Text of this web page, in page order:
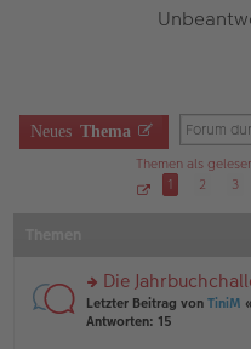
Neues Thema
Themen als
1
v
o
n
1
1 2 3
rs
te
Die
Letzter Beitrag von TiniM «
Antworten: 15